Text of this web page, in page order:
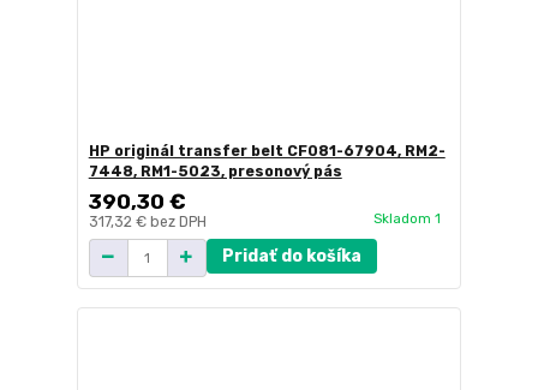
HP originál transfer belt CF081-67904, RM2-
7448, RM1-5023, presonový pás
390,30 €
317,32 € bez DPH Skladom 1
Pridať do košíka